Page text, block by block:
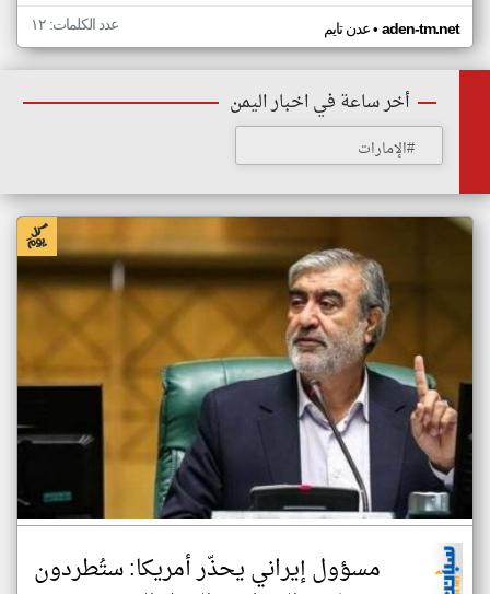
عدن تايم• aden-tm.net عدد الكلمات: ١٢
أخر ساعة في اخبار اليمن
#الإمارات
مسؤول إيراني يحذّر أمريكا: ستُطردون